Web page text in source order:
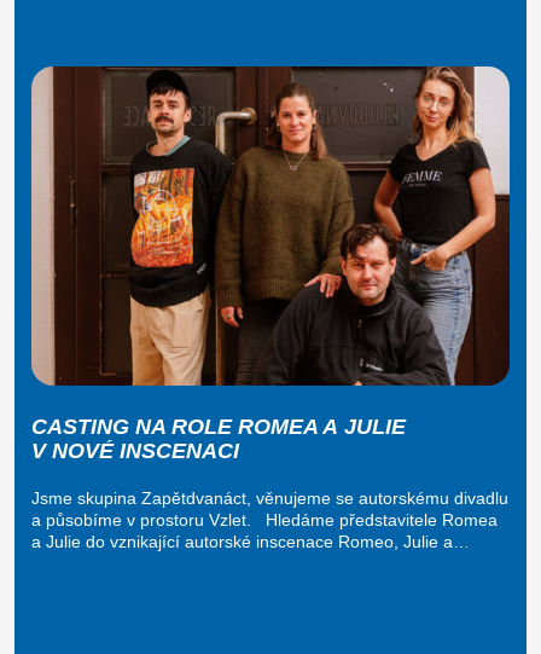
CASTING NA ROLE ROMEA A JULIE
V NOVÉ INSCENACI
Jsme skupina Zapětdvanáct, věnujeme se autorskému divadlu
a působíme v prostoru Vzlet. Hledáme představitele Romea
a Julie do vznikající autorské inscenace Romeo, Julie a…